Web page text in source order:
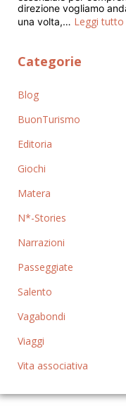
direzione vogliamo
una volta,… Leggi tutto
Categorie
Blog
BuonTurismo
Editoria
Giochi
Matera
N*-Stories
Narrazioni
Passeggiate
Salento
Vagabondi
Viaggi
Vita associativa